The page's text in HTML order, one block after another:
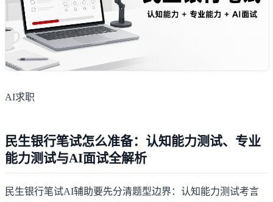
AI求职
民生银行笔试怎么准备：认知能力测试、专业
能力测试与AI面试全解析
民生银行笔试AI辅助要先分清题型边界：认知能力测试考言